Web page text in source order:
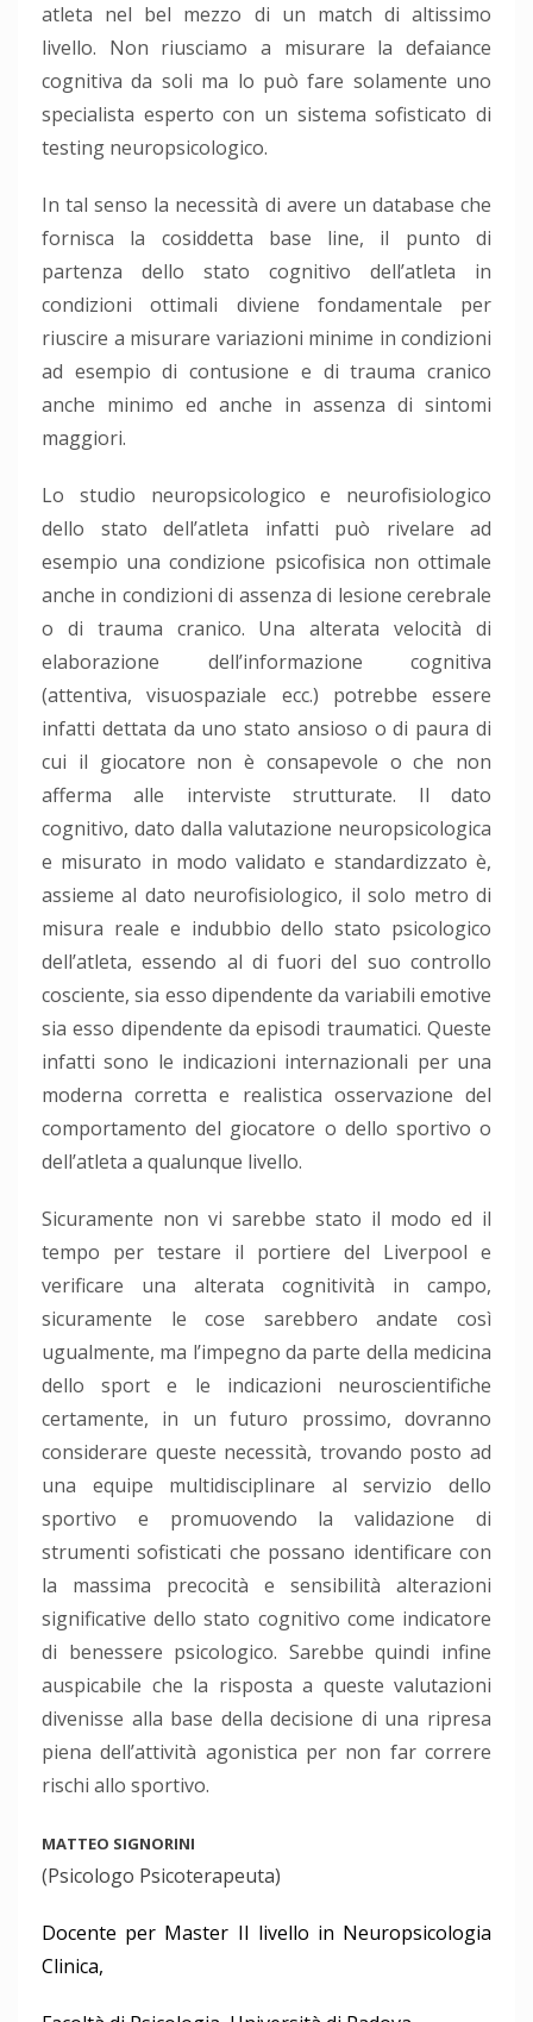
atleta nel bel mezzo di un match di altissimo
livello. Non riusciamo a misurare la defaiance
cognitiva da soli ma lo può fare solamente uno
specialista esperto con un sistema sofisticato di
testing neuropsicologico.
In tal senso la necessità di avere un database che
fornisca la cosiddetta base line, il punto di
partenza dello stato cognitivo dell’atleta in
condizioni ottimali diviene fondamentale per
riuscire a misurare variazioni minime in condizioni
ad esempio di contusione e di trauma cranico
anche minimo ed anche in assenza di sintomi
maggiori.
Lo studio neuropsicologico e neurofisiologico
dello stato dell’atleta infatti può rivelare ad
esempio una condizione psicofisica non ottimale
anche in condizioni di assenza di lesione cerebrale
o di trauma cranico. Una alterata velocità di
elaborazione dell’informazione cognitiva
(attentiva, visuospaziale ecc.) potrebbe essere
infatti dettata da uno stato ansioso o di paura di
cui il giocatore non è consapevole o che non
afferma alle interviste strutturate. Il dato
cognitivo, dato dalla valutazione neuropsicologica
e misurato in modo validato e standardizzato è,
assieme al dato neurofisiologico, il solo metro di
misura reale e indubbio dello stato psicologico
dell’atleta, essendo al di fuori del suo controllo
cosciente, sia esso dipendente da variabili emotive
sia esso dipendente da episodi traumatici. Queste
infatti sono le indicazioni internazionali per una
moderna corretta e realistica osservazione del
comportamento del giocatore o dello sportivo o
dell’atleta a qualunque livello.
Sicuramente non vi sarebbe stato il modo ed il
tempo per testare il portiere del Liverpool e
verificare una alterata cognitività in campo,
sicuramente le cose sarebbero andate così
ugualmente, ma l’impegno da parte della medicina
dello sport e le indicazioni neuroscientifiche
certamente, in un futuro prossimo, dovranno
considerare queste necessità, trovando posto ad
una equipe multidisciplinare al servizio dello
sportivo e promuovendo la validazione di
strumenti sofisticati che possano identificare con
la massima precocità e sensibilità alterazioni
significative dello stato cognitivo come indicatore
di benessere psicologico. Sarebbe quindi infine
auspicabile che la risposta a queste valutazioni
divenisse alla base della decisione di una ripresa
piena dell’attività agonistica per non far correre
rischi allo sportivo.
MATTEO SIGNORINI
(Psicologo Psicoterapeuta)
Docente per Master II livello in Neuropsicologia
Clinica,